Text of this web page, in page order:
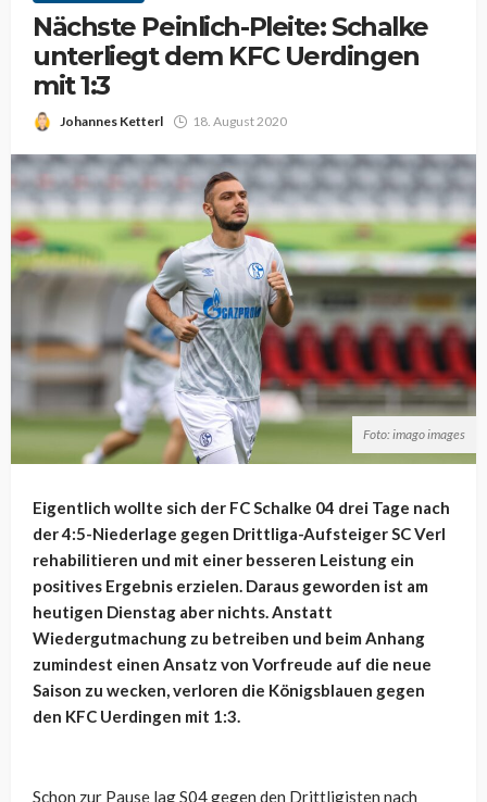
Nächste Peinlich-Pleite: Schalke
unterliegt dem KFC Uerdingen
mit 1:3
Johannes Ketterl 18. August 2020
Foto: imago images
Eigentlich wollte sich der FC Schalke 04 drei Tage nach
der 4:5-Niederlage gegen Drittliga-Aufsteiger SC Verl
rehabilitieren und mit einer besseren Leistung ein
positives Ergebnis erzielen. Daraus geworden ist am
heutigen Dienstag aber nichts. Anstatt
Wiedergutmachung zu betreiben und beim Anhang
zumindest einen Ansatz von Vorfreude auf die neue
Saison zu wecken, verloren die Königsblauen gegen
den KFC Uerdingen mit 1:3.
Schon zur Pause lag S04 gegen den Drittligisten nach